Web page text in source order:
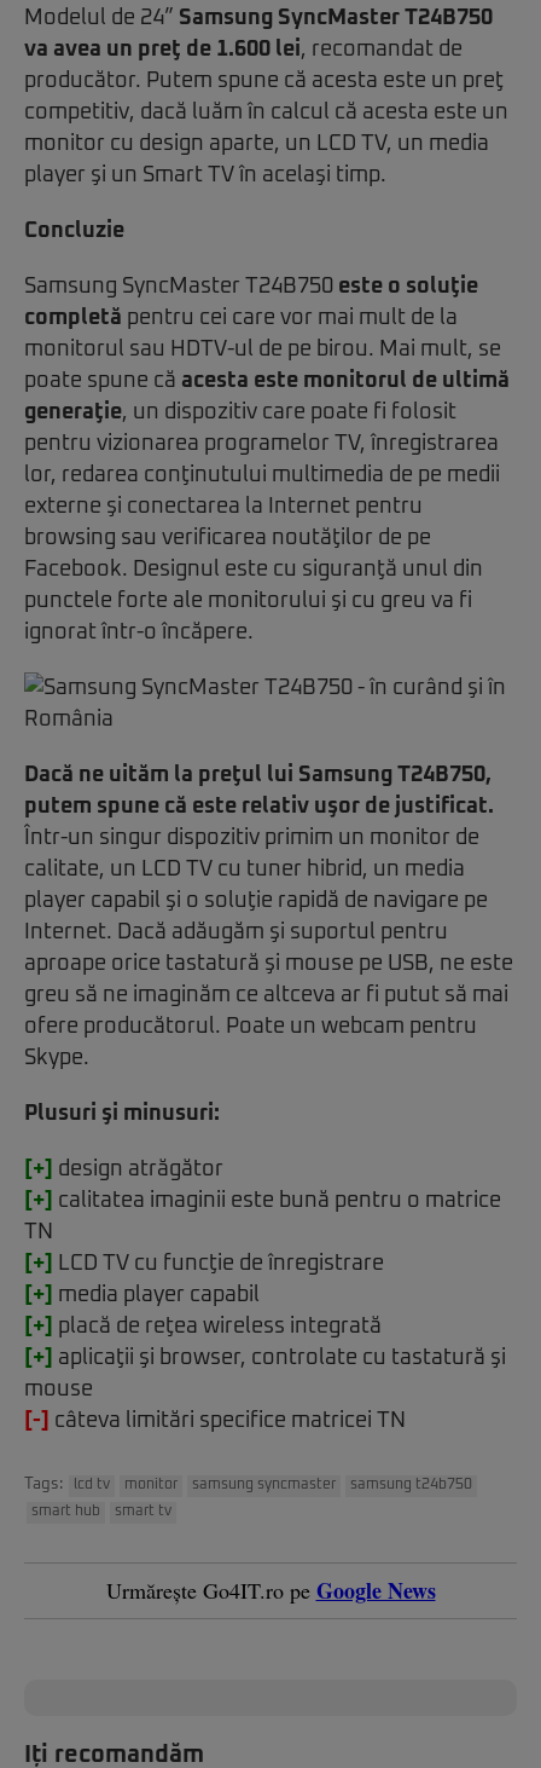
Modelul de 24” Samsung SyncMaster T24B750
va avea un preţ de 1.600 lei, recomandat de
producător. Putem spune că acesta este un preţ
competitiv, dacă luăm în calcul că acesta este un
monitor cu design aparte, un LCD TV, un media
player şi un Smart TV în acelaşi timp.
Concluzie
Samsung SyncMaster T24B750 este o soluţie
completă pentru cei care vor mai mult de la
monitorul sau HDTV-ul de pe birou. Mai mult, se
poate spune că acesta este monitorul de ultimă
generaţie, un dispozitiv care poate fi folosit
pentru vizionarea programelor TV, înregistrarea
lor, redarea conţinutului multimedia de pe medii
externe şi conectarea la Internet pentru
browsing sau verificarea noutăţilor de pe
Facebook. Designul este cu siguranţă unul din
punctele forte ale monitorului şi cu greu va fi
ignorat într-o încăpere.
Dacă ne uităm la preţul lui Samsung T24B750,
putem spune că este relativ uşor de justificat.
Într-un singur dispozitiv primim un monitor de
calitate, un LCD TV cu tuner hibrid, un media
player capabil şi o soluţie rapidă de navigare pe
Internet. Dacă adăugăm şi suportul pentru
aproape orice tastatură şi mouse pe USB, ne este
greu să ne imaginăm ce altceva ar fi putut să mai
ofere producătorul. Poate un webcam pentru
Skype.
Plusuri şi minusuri:
[+] design atrăgător
[+] calitatea imaginii este bună pentru o matrice
TN
[+]
LCD TV cu funcţie de înregistrare
[+]
media player capabil
[+]
placă de reţea wireless integrată
[+] aplicaţii şi browser, controlate cu tastatură şi
mouse
[-] câteva limitări specifice matricei TN
Tags: lcd tv monitor samsung syncmaster
samsung t24b750
smart hub
smart tv
Urmărește Go4IT.ro pe Google News
Iți recomandăm